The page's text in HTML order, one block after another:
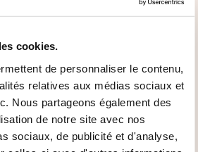
cookies.
de personnaliser le contenu,
relatives aux médias sociaux et
Nous partageons également des
de notre site avec nos
sociaux, de publicité et d'analyse,
SKILLS